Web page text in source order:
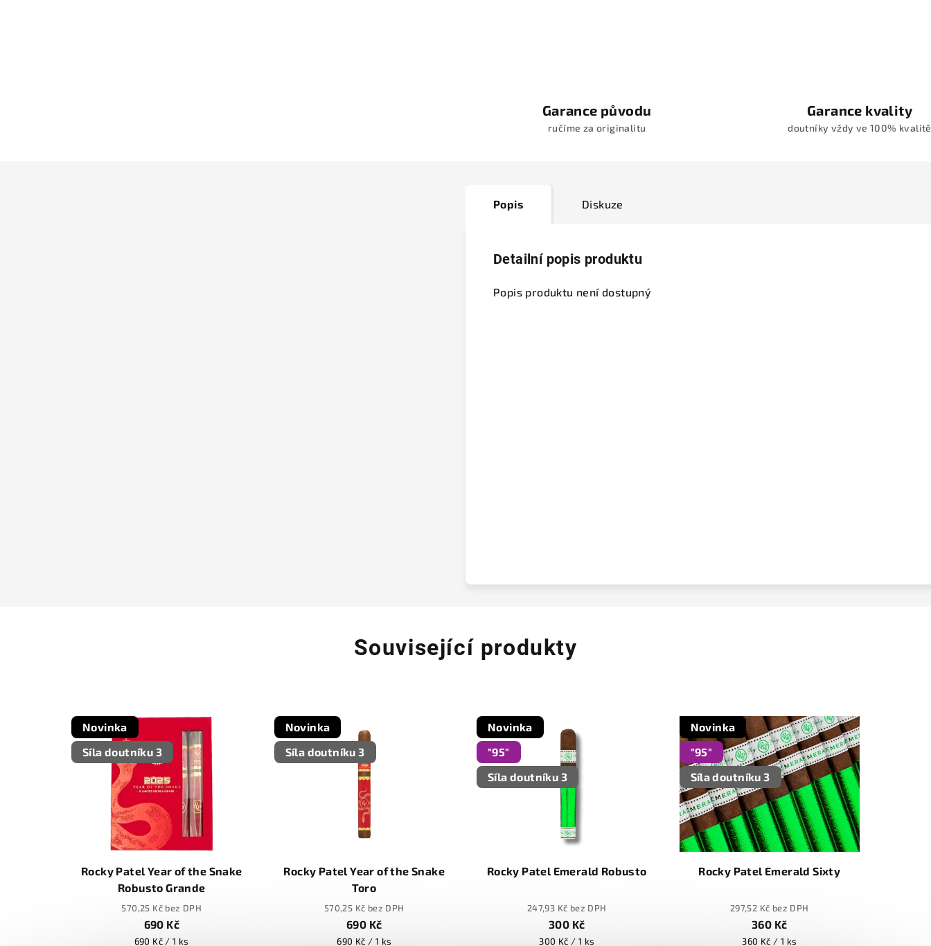
Garance původu
ručíme za originalitu
Garance kvality
doutníky vždy ve 100% kvalitě
Popis Diskuze
Detailní popis produktu
Popis produktu není dostupný
Související produkty
Novinka
Síla doutníku 3
Rocky Patel Year of the Snake
Robusto Grande
570,25 Kč bez DPH
690 Kč
Měrná
690 Kč / 1 ks
Novinka
Síla doutníku 3
Rocky Patel Year of the Snake
Toro
570,25 Kč bez DPH
690 Kč
Měrná
690 Kč / 1 ks
Novinka
"95"
Síla doutníku 3
Rocky Patel Emerald Robusto
247,93 Kč bez DPH
300 Kč
Měrná
300 Kč / 1 ks
Novinka
"95"
Síla doutníku 3
Rocky Patel Emerald Sixty
297,52 Kč bez DPH
360 Kč
Měrná
360 Kč / 1 ks